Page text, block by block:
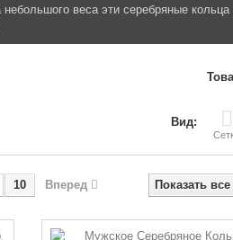
веса эти серебряные кольца
Вид:
Показать все
10 Вперед